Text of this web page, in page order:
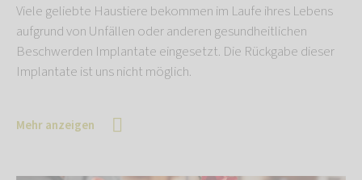
Viele geliebte Haustiere bekommen im Laufe ihres Lebens
aufgrund von Unfällen oder anderen gesundheitlichen
Beschwerden Implantate eingesetzt. Die Rückgabe dieser
Implantate ist uns nicht möglich.
Mehr anzeigen